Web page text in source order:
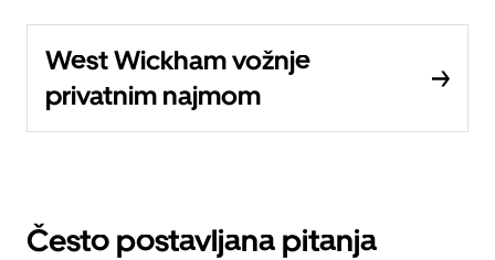
West Wickham vožnje
privatnim najmom
Često postavljana pitanja